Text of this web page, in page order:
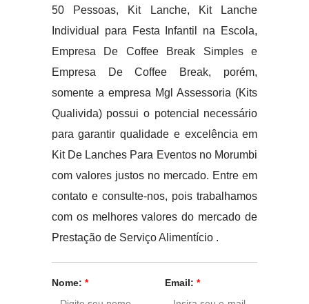
50 Pessoas, Kit Lanche, Kit Lanche
Individual para Festa Infantil na Escola,
Empresa De Coffee Break Simples e
Empresa De Coffee Break, porém,
somente a empresa Mgl Assessoria (Kits
Qualivida) possui o potencial necessário
para garantir qualidade e excelência em
Kit De Lanches Para Eventos no Morumbi
com valores justos no mercado. Entre em
contato e consulte-nos, pois trabalhamos
com os melhores valores do mercado de
Prestação de Serviço Alimentício .
Nome: * Email: *